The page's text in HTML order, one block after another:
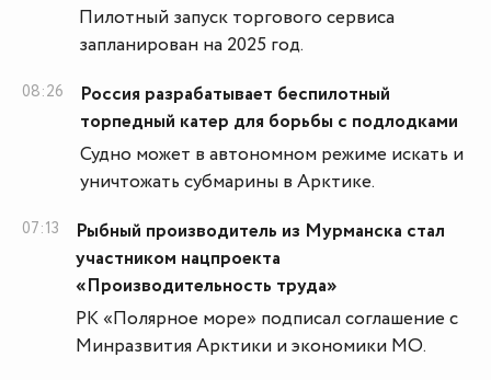
Пилотный запуск торгового сервиса
запланирован на 2025 год.
08:26
Россия разрабатывает беспилотный
торпедный катер для борьбы с подлодками
Судно может в автономном режиме искать и
уничтожать субмарины в Арктике.
07:13
Рыбный производитель из Мурманска стал
участником нацпроекта
«Производительность труда»
РК «Полярное море» подписал соглашение с
Минразвития Арктики и экономики МО.